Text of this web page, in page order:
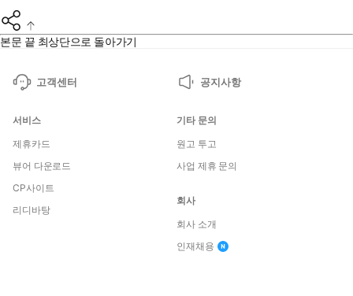
본문 끝 최상단으로 돌아가기
고객센터 공지사항
서비스
제휴카드
뷰어 다운로드
CP사이트
리디바탕
기타 문의
원고 투고
사업 제휴 문의
회사
회사 소개
인재채용